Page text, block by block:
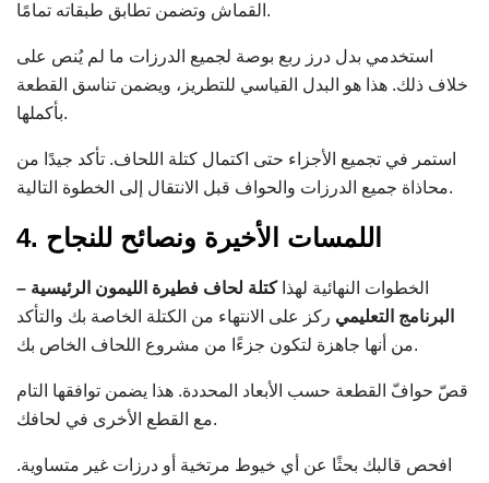
القماش وتضمن تطابق طبقاته تمامًا.
استخدمي بدل درز ربع بوصة لجميع الدرزات ما لم يُنص على
خلاف ذلك. هذا هو البدل القياسي للتطريز، ويضمن تناسق القطعة
بأكملها.
استمر في تجميع الأجزاء حتى اكتمال كتلة اللحاف. تأكد جيدًا من
محاذاة جميع الدرزات والحواف قبل الانتقال إلى الخطوة التالية.
4. اللمسات الأخيرة ونصائح للنجاح
الخطوات النهائية لهذاكتلة لحاف فطيرة الليمون الرئيسية –
البرنامج التعليمي ركز على الانتهاء من الكتلة الخاصة بك والتأكد
من أنها جاهزة لتكون جزءًا من مشروع اللحاف الخاص بك.
قصّ حوافّ القطعة حسب الأبعاد المحددة. هذا يضمن توافقها التام
مع القطع الأخرى في لحافك.
افحص قالبك بحثًا عن أي خيوط مرتخية أو درزات غير متساوية.